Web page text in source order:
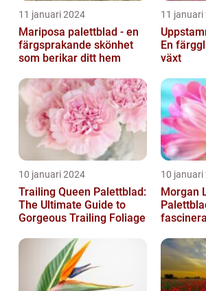
11 januari 2024
Mariposa palettblad - en
färgsprakande skönhet
som berikar ditt hem
11 januari
En
växt
10 januari 2024
Trailing Queen Palettblad:
The Ultimate Guide to
Gorgeous Trailing Foliage
10 januari
Morgan